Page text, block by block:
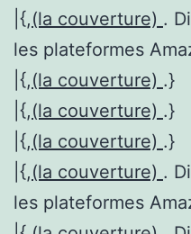
|{,(la couverture) .
les plateformes
|{,(la couverture) .}
|{,(la couverture) .}
|{,(la couverture) .}
|{,(la couverture) .
les plateformes